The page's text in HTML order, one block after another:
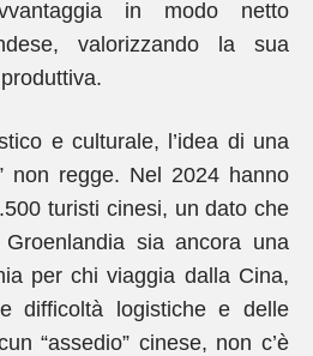
in modo netto
valorizzando la sua
e culturale, l’idea di una
non regge. Nel 2024 hanno
turisti cinesi, un dato che
sia ancora una
per chi viaggia dalla Cina,
difficoltà logistiche e delle
“assedio” cinese, non c’è